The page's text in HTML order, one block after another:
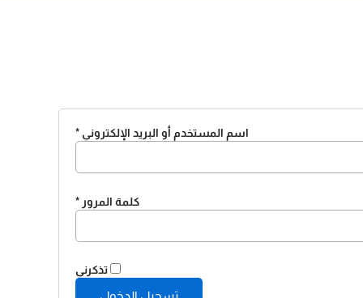
اسم المستخدم أو البريد الإلكتروني *
كلمة المرور *
تذكرني